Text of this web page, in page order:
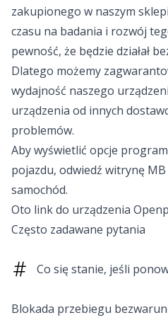
zakupionego w naszym
czasu na badania i rozwój
pewność, że będzie działał
Dlatego możemy
wydajność naszego
urządzenia od innych
problemów.
Aby wyświetlić opcje
pojazdu, odwiedź witrynę
samochód.
Oto link do urządzenia
Często zadawane pytania
Co się stanie, jeśli
Blokada przebiegu